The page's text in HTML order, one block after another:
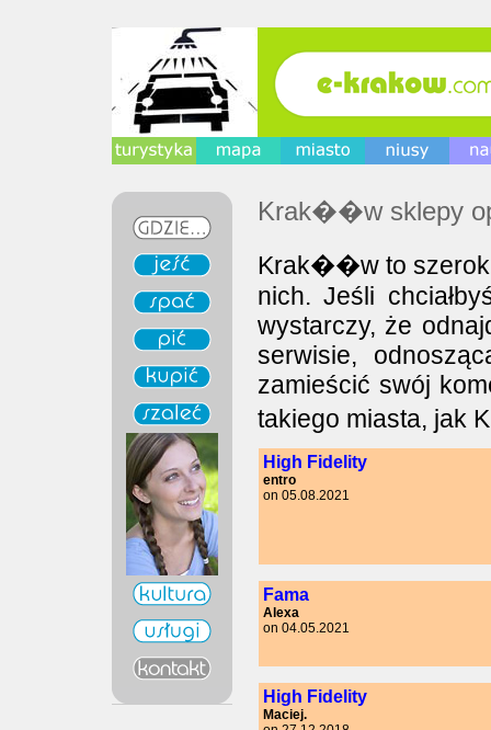
Krak��w sklepy
Krak��w to
nich. Jeśli
wystarczy, że
serwisie,
zamieścić swój
takiego miasta, jak
High Fidelity
entro
on 05.08.2021
Fama
Alexa
on 04.05.2021
High Fidelity
Maciej.